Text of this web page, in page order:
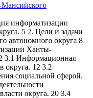
информатизации
5 2. Цели и задачи
автономного округа 8
Ханты-
3.1 Информационная
округа. 12 3.2
социальной сферой.
округа. 20 3.4